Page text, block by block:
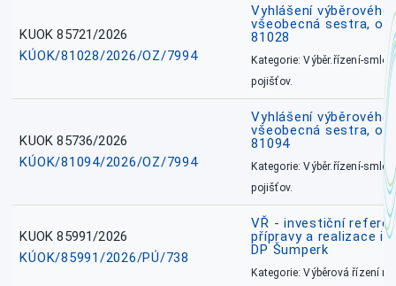
KUOK 85721/2026
KÚOK/81028/2026/OZ/7994
Vyhlášení
všeobecná sestra,
81028
Kategorie: Výběr.řízení-
pojišťov.
KUOK 85736/2026
KÚOK/81094/2026/OZ/7994
Vyhlášení
všeobecná sestra,
81094
Kategorie: Výběr.řízení-
pojišťov.
KUOK 85991/2026
KÚOK/85991/2026/PÚ/738
VŘ - investiční
přípravy a realizace
DP Šumperk
Kategorie: Výběrová řízení